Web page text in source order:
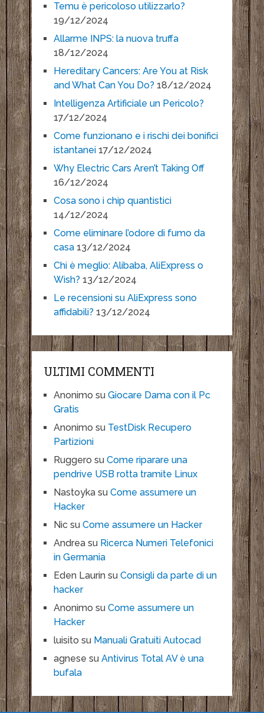
Temu è pericoloso utilizzarlo?
19/12/2024
Allarme INPS: la nuova truffa
18/12/2024
Hereditary Cancers: Are You at Risk
and What Can You Do? 18/12/2024
Intelligenza Artificiale un Pericolo?
17/12/2024
Come funzionano e i rischi dei bonifici
istantanei 17/12/2024
Why Electric Cars Aren’t Taking Off
16/12/2024
Cosa sono i chip quantistici
14/12/2024
Come eliminare l’odore di fumo da
casa 13/12/2024
Chi è meglio: Alibaba, AliExpress o
Wish? 13/12/2024
Le recensioni su AliExpress sono
affidabili? 13/12/2024
ULTIMI COMMENTI
Anonimo su Giocare Dama con il Pc
Gratis
Anonimo su TestDisk Recupero
Partizioni
Ruggero su Come riparare una
pendrive USB rotta tramite Linux
Nastoykasu Come assumere un
Hacker
Nicsu Come assumere un Hacker
Andreasu Ricerca Numeri Telefonici
in Germania
Eden Laurinsu Consigli da parte di un
hacker
Anonimo su Come assumere un
Hacker
luisito su Manuali Gratuiti Autocad
agnese su Antivirus Total AV è una
bufala